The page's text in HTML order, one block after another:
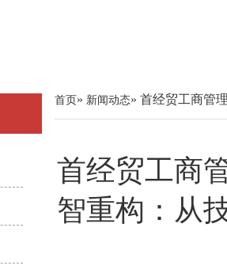
首页» 新闻动态» 首经贸工商管
首经贸工商
智重构：从